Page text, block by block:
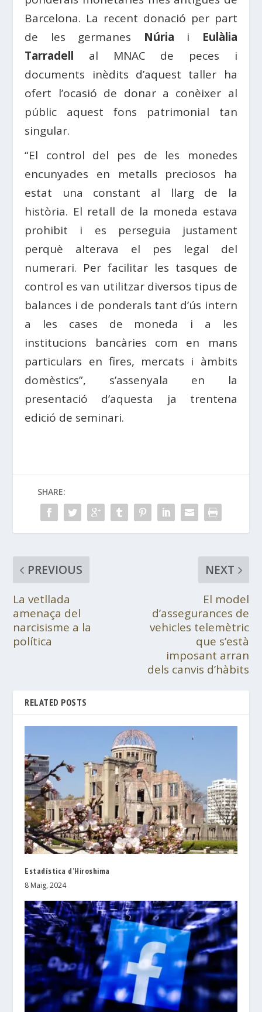
Barcelona. La recent donació per part
de les germanes Núria i Eulàlia
Tarradell al MNAC de peces i
documents inèdits d’aquest taller ha
ofert l’ocasió de donar a conèixer al
públic aquest fons patrimonial tan
singular.
“El control del pes de les monedes
encunyades en metalls preciosos ha
estat una constant al llarg de la
història. El retall de la moneda estava
prohibit i es perseguia justament
perquè alterava el pes legal del
numerari. Per facilitar les tasques de
control es van utilitzar diversos tipus de
balances i de ponderals tant d’ús intern
a les cases de moneda i a les
institucions bancàries com en mans
particulars en fires, mercats i àmbits
domèstics”, s’assenyala en la
presentació d’aquesta ja trentena
edició de seminari.
SHARE:
PREVIOUS
La vetllada
amenaça del
narcisisme a la
política
NEXT
El model
d’assegurances de
vehicles telemètric
que s’està
imposant arran
dels canvis d’hàbits
RELATED POSTS
Estadística d’Hiroshima
8 Maig, 2024